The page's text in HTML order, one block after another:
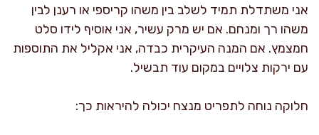
אני משתדלת תמיד לשלב בין משהו קריספי או רענן לבין
משהו רך ומנחם. אם יש מרק עשיר, אני אוסיף לידו סלט
חמצמץ. אם המנה העיקרית כבדה, אני אקליל את התוספות
עם ירקות צלויים במקום עוד תבשיל.
חלוקה נוחה לתפריט מנצח יכולה להיראות כך: